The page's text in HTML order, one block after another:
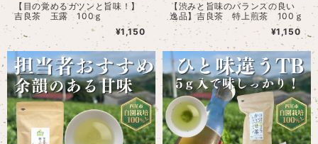
【目の覚めるガツンと旨味！】
吉良茶 玉露 100ｇ
¥1,150
【渋みと旨味のバランスの良い
逸品】吉良茶 特上煎茶 100ｇ
¥1,150